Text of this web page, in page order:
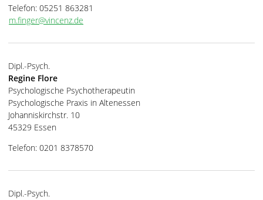
Telefon: 05251 863281
m.finger@vincenz.de
Dipl.-Psych.
Regine Flore
Psychologische Psychotherapeutin
Psychologische Praxis in Altenessen
Johanniskirchstr. 10
45329 Essen
Telefon: 0201 8378570
Dipl.-Psych.